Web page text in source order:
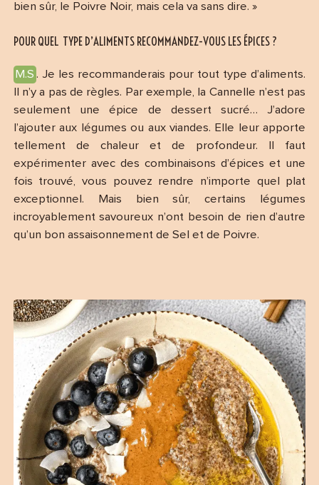
bien sûr, le Poivre Noir, mais cela va sans dire. »
POUR QUEL TYPE D’ALIMENTS RECOMMANDEZ-VOUS LES ÉPICES ?
M.S . Je les recommanderais pour tout type d’aliments.
Il n’y a pas de règles. Par exemple, la Cannelle n’est pas
seulement une épice de dessert sucré… J’adore
l’ajouter aux légumes ou aux viandes. Elle leur apporte
tellement de chaleur et de profondeur. Il faut
expérimenter avec des combinaisons d’épices et une
fois trouvé, vous pouvez rendre n’importe quel plat
exceptionnel. Mais bien sûr, certains légumes
incroyablement savoureux n’ont besoin de rien d’autre
qu’un bon assaisonnement de Sel et de Poivre.